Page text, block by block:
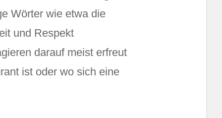
Wörter wie etwa die
und Respekt
darauf meist erfreut
ist oder wo sich eine